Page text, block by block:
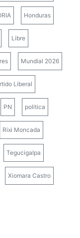
Honduras
Libre
Mundial 2026
Liberal
PN politica
Rixi Moncada
Tegucigalpa
Xiomara Castro